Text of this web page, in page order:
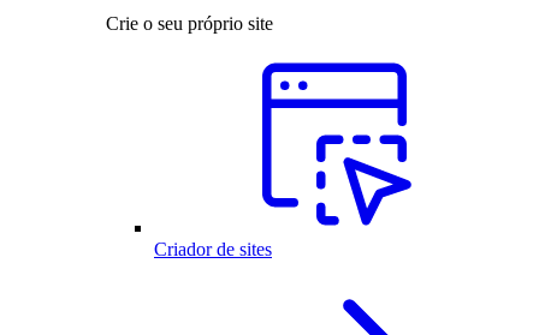
Crie o seu próprio site
Criador de sites